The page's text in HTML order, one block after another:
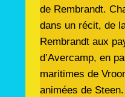
de Rembrandt.
dans un récit, de
Rembrandt aux
d’Avercamp, en
maritimes de
animées de Steen.